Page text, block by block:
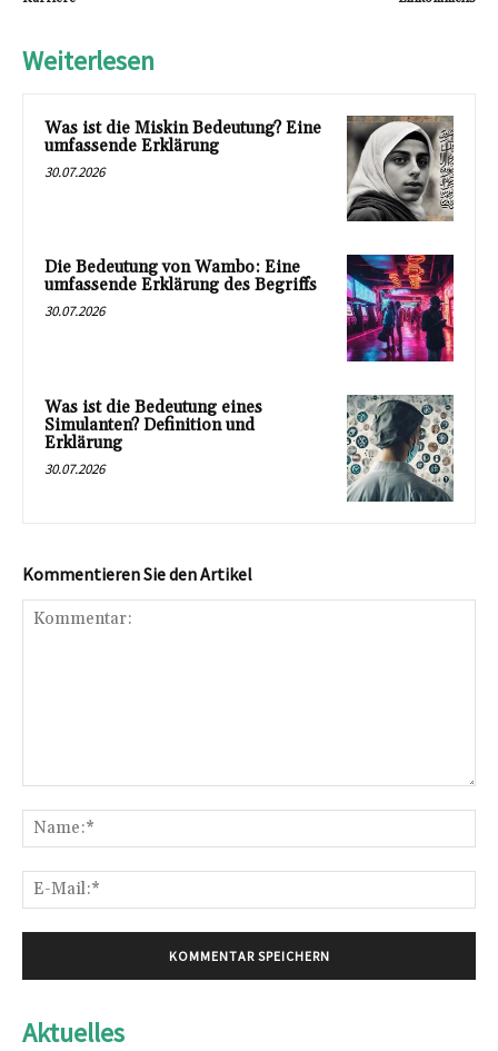
Weiterlesen
Was ist die Miskin Bedeutung? Eine
umfassende Erklärung
30.07.2026
Die Bedeutung von Wambo: Eine
umfassende Erklärung des Begriffs
30.07.2026
Was ist die Bedeutung eines
Simulanten? Definition und
Erklärung
30.07.2026
Kommentieren Sie den Artikel
Aktuelles